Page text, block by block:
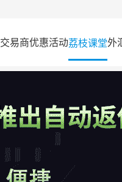
交易商优惠活动荔枝课堂外